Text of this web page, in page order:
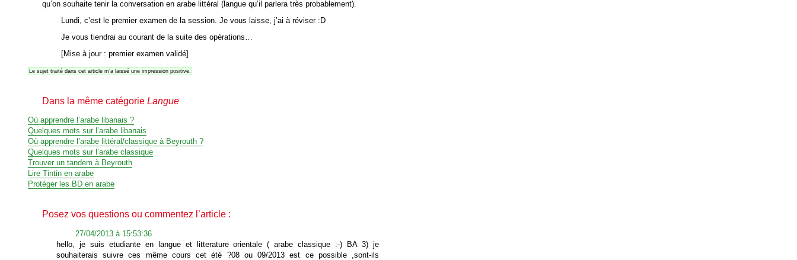
qu’on souhaite tenir la conversation en arabe littéral (langue qu’il parlera très probablement).
Lundi, c’est le premier examen de la session. Je vous laisse, j’ai à réviser :D
Je vous tiendrai au courant de la suite des opérations…
[Mise à jour : premier examen validé]
Le sujet traité dans cet article m’a laissé une impression positive.
Dans la même catégorie Langue
Où apprendre l’arabe libanais ?
Quelques mots sur l’arabe libanais
Où apprendre l’arabe littéral/classique à Beyrouth ?
Quelques mots sur l’arabe classique
Trouver un tandem à Beyrouth
Lire Tintin en arabe
Protéger les BD en arabe
Posez vos questions ou commentez l’article :
27/04/2013 à 15:53:36
hello, je suis etudiante en langue et litterature orientale ( arabe classique :-) BA 3) je
souhaiterais suivre ces même cours cet été ?08 ou 09/2013 est ce possible ,sont-ils